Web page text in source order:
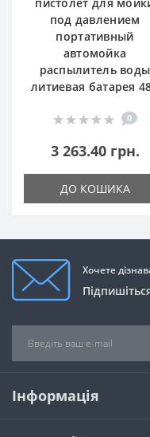
под давлением
портативный
автомойка
распылитель воды
литиевая батарея
0
3 263.40 грн.
ДО КОШИКА
Хочете
Інформація